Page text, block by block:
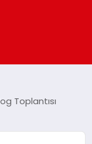
Toplantısı